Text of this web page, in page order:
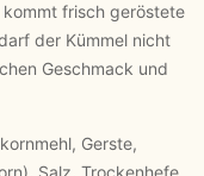
frisch geröstete
der Kümmel nicht
Geschmack und
Gerste,